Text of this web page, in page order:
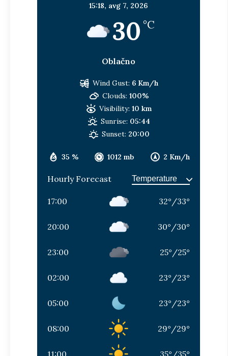
15:18, avg 7, 2026
30 °C
Oblačno
35 % 1012 mb 2 Km/h
Wind Gust: 6 Km/h
Clouds: 100%
Visibility: 10 km
Sunrise: 05:44
Sunset: 20:00
Hourly Forecast
17:00 32° /33°
20:00 30° /30°
23:00 25° /25°
02:00 23° /23°
05:00 23° /23°
08:00 29° /29°
11:00 35° /35°